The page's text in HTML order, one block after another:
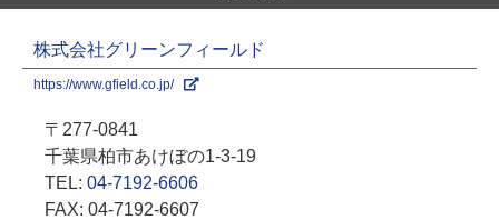
株式会社グリーンフィールド
https://www.gfield.co.jp/
〒277-0841
千葉県柏市あけぼの1-3-19
TEL: 04-7192-6606
FAX: 04-7192-6607